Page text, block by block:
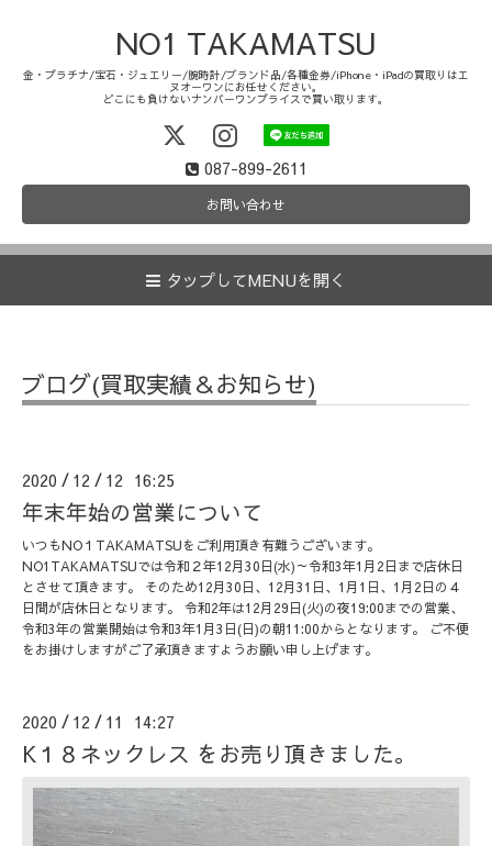
NO1 TAKAMATSU
金・プラチナ/宝石・ジュエリー/腕時計/ブランド品/各種金券/iPhone・iPadの買取りはエ
ヌオーワンにお任せください。
どこにも負けないナンバーワンプライスで買い取ります。
087-899-2611
お問い合わせ
タップしてMENUを開く
ブログ(買取実績＆お知らせ)
2020 / 12 / 12 16:25
年末年始の営業について
いつもNO１TAKAMATSUをご利用頂き有難うございます。
NO1TAKAMATSUでは令和２年12月30日(水)～令和3年1月2日まで店休日
とさせて頂きます。 そのため12月30日、12月31日、1月1日、1月2日の４
日間が店休日となります。 令和2年は12月29日(火)の夜19:00までの営業、
令和3年の営業開始は令和3年1月3日(日)の朝11:00からとなります。 ご不便
をお掛けしますがご了承頂きますようお願い申し上げます。
2020 / 12 / 11 14:27
K１８ネックレス をお売り頂きました。